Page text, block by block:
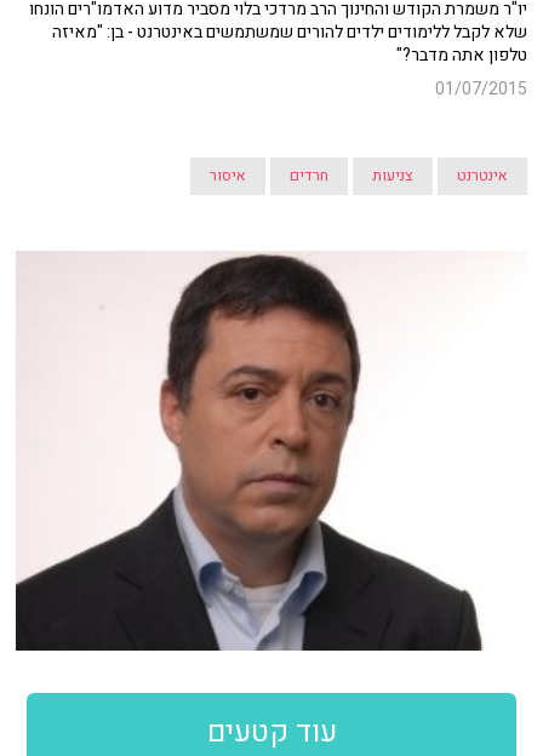
יו"ר משמרת הקודש והחינוך הרב מרדכי בלוי מסביר מדוע האדמו"רים הונחו
שלא לקבל ללימודים ילדים להורים שמשתמשים באינטרנט - בן: "מאיזה
טלפון אתה מדבר?"
01/07/2015
אינטרנט צניעות חרדים איסור
עוד קטעים